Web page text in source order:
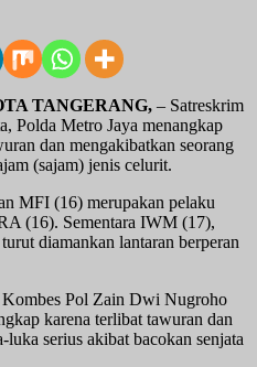
TANGERANG, – Satreskrim
Polda Metro Jaya menangkap
dan mengakibatkan seorang
(sajam) jenis celurit.
MFI (16) merupakan pelaku
(16). Sementara IWM (17),
diamankan lantaran berperan
Pol Zain Dwi Nugroho
karena terlibat tawuran dan
serius akibat bacokan senjata